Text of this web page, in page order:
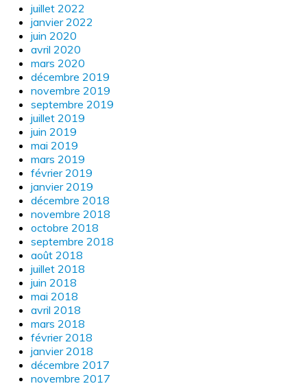
juillet 2022
janvier 2022
juin 2020
avril 2020
mars 2020
décembre 2019
novembre 2019
septembre 2019
juillet 2019
juin 2019
mai 2019
mars 2019
février 2019
janvier 2019
décembre 2018
novembre 2018
octobre 2018
septembre 2018
août 2018
juillet 2018
juin 2018
mai 2018
avril 2018
mars 2018
février 2018
janvier 2018
décembre 2017
novembre 2017